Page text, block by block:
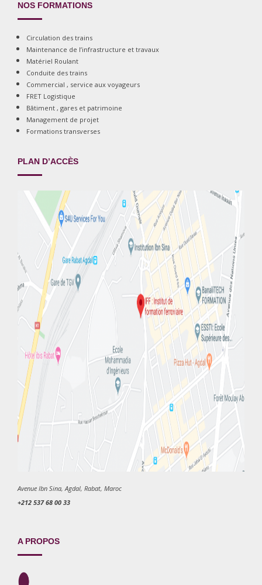
NOS FORMATIONS
Circulation des trains
Maintenance de l’infrastructure et travaux
Matériel Roulant
Conduite des trains
Commercial , service aux voyageurs
FRET Logistique
Bâtiment , gares et patrimoine
Management de projet
Formations transverses
PLAN D’ACCÈS
Avenue Ibn Sina, Agdal, Rabat, Maroc
+212 537 68 00 33
A PROPOS